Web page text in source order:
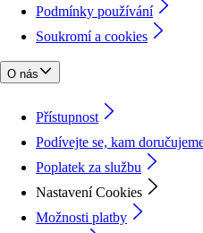
Podmínky používání
Soukromí a cookies
O nás
Přístupnost
Podívejte se, kam
Poplatek za službu
Nastavení Cookies
Možnosti platby